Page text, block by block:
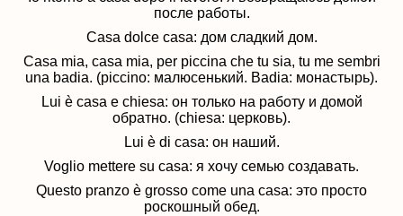
после работы.
Casa dolce casa: дом сладкий дом.
Casa mia, casa mia, per piccina che tu sia, tu me sembri
una badia. (piccino: малюсенький. Badia: монастырь).
Lui è casa e chiesa: он только на работу и домой
обратно. (chiesa: церковь).
Lui è di casa: он наший.
Voglio mettere su casa: я хочу семью создавать.
Questo pranzo è grosso come una casa: это просто
роскошный обед.